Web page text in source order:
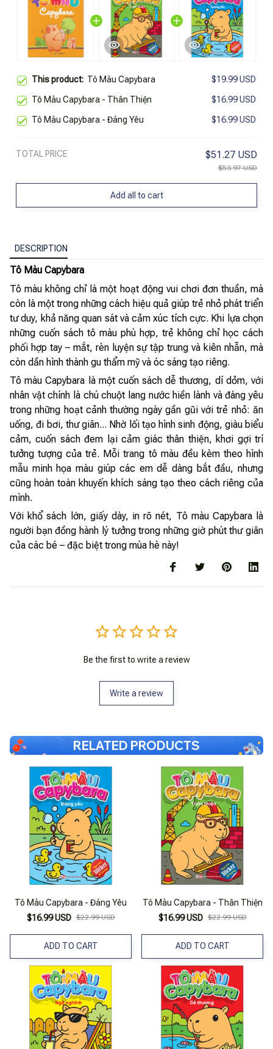
This product: Tô Màu Capybara $19.99 USD
Tô Màu Capybara - Thân Thiện $16.99 USD
Tô Màu Capybara - Đáng Yêu $16.99 USD
TOTAL PRICE $51.27 USD
$53.97 USD
Add all to cart
DESCRIPTION
Tô Màu Capybara
Tô màu không chỉ là một hoạt động vui chơi đơn thuần, mà
còn là một trong những cách hiệu quả giúp trẻ nhỏ phát triển
tư duy, khả năng quan sát và cảm xúc tích cực. Khi lựa chọn
những cuốn sách tô màu phù hợp, trẻ không chỉ học cách
phối hợp tay – mắt, rèn luyện sự tập trung và kiên nhẫn, mà
còn dần hình thành gu thẩm mỹ và óc sáng tạo riêng.
Tô màu Capybara là một cuốn sách dễ thương, dí dỏm, với
nhân vật chính là chú chuột lang nước hiền lành và đáng yêu
trong những hoạt cảnh thường ngày gần gũi với trẻ nhỏ: ăn
uống, đi bơi, thư giãn... Nhờ lối tạo hình sinh động, giàu biểu
cảm, cuốn sách đem lại cảm giác thân thiện, khơi gợi trí
tưởng tượng của trẻ. Mỗi trang tô màu đều kèm theo hình
mẫu minh họa màu giúp các em dễ dàng bắt đầu, nhưng
cũng hoàn toàn khuyến khích sáng tạo theo cách riêng của
mình.
Với khổ sách lớn, giấy dày, in rõ nét, Tô màu Capybara là
người bạn đồng hành lý tưởng trong những giờ phút thư giãn
của các bé – đặc biệt trong mùa hè này!
Be the first to write a review
Write a review
RELATED PRODUCTS
Tô Màu Capybara - Đáng Yêu
$16.99 USD $22.99 USD
ADD TO CART
Tô Màu Capybara - Thân Thiện
$16.99 USD $22.99 USD
ADD TO CART